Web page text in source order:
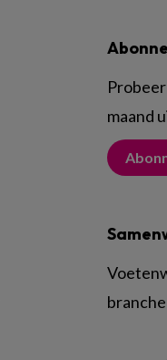
maand